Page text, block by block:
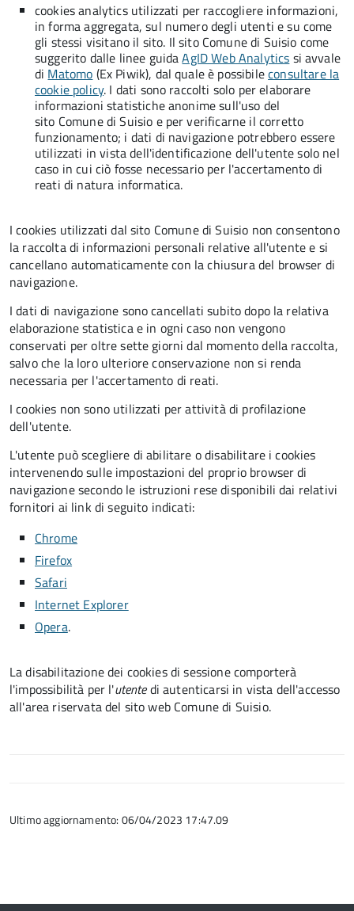
cookies analytics utilizzati per raccogliere informazioni,
in forma aggregata, sul numero degli utenti e su come
gli stessi visitano il sito. Il sito Comune di Suisio come
suggerito dalle linee guidaAgID Web Analytics si avvale
di Matomo (Ex Piwik), dal quale è possibileconsultare la
cookie policy. I dati sono raccolti solo per elaborare
informazioni statistiche anonime sull'uso del
sito Comune di Suisio e per verificarne il corretto
funzionamento; i dati di navigazione potrebbero essere
utilizzati in vista dell'identificazione dell'utente solo nel
caso in cui ciò fosse necessario per l'accertamento di
reati di natura informatica.
I cookies utilizzati dal sito Comune di Suisio non consentono
la raccolta di informazioni personali relative all'utente e si
cancellano automaticamente con la chiusura del browser di
navigazione.
I dati di navigazione sono cancellati subito dopo la relativa
elaborazione statistica e in ogni caso non vengono
conservati per oltre sette giorni dal momento della raccolta,
salvo che la loro ulteriore conservazione non si renda
necessaria per l'accertamento di reati.
I cookies non sono utilizzati per attività di profilazione
dell'utente.
L'utente può scegliere di abilitare o disabilitare i cookies
intervenendo sulle impostazioni del proprio browser di
navigazione secondo le istruzioni rese disponibili dai relativi
fornitori ai link di seguito indicati:
Chrome
Firefox
Safari
Internet Explorer
Opera.
La disabilitazione dei cookies di sessione comporterà
l'impossibilità per l'utentedi autenticarsi in vista dell'accesso
all'area riservata del sito web Comune di Suisio.
Ultimo aggiornamento: 06/04/2023 17:47.09